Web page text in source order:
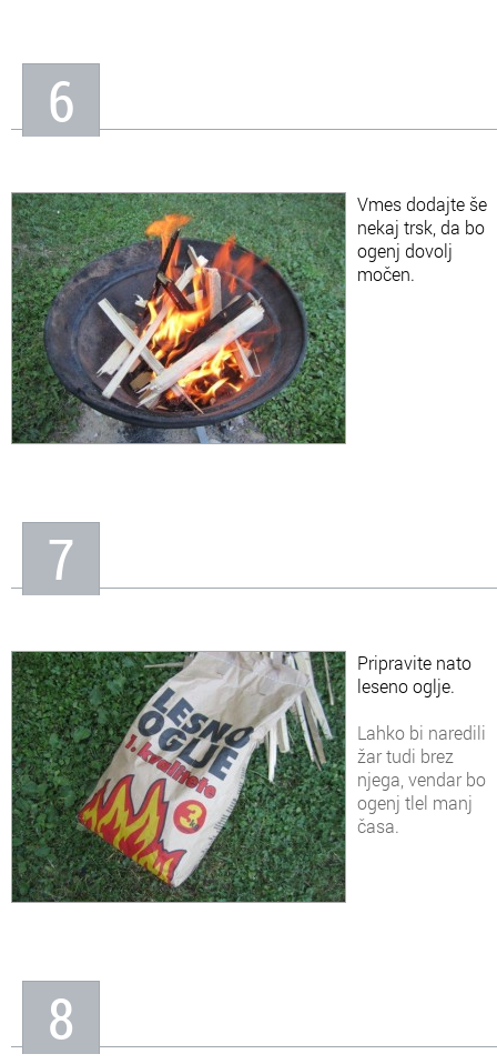
6
Vmes dodajte še
nekaj trsk, da bo
ogenj dovolj
močen.
7
Pripravite nato
leseno oglje.
Lahko bi naredili
žar tudi brez
njega, vendar bo
ogenj tlel manj
časa.
8